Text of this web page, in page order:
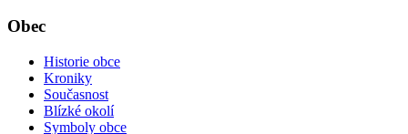
Obec
Historie obce
Kroniky
Současnost
Blízké okolí
Symboly obce